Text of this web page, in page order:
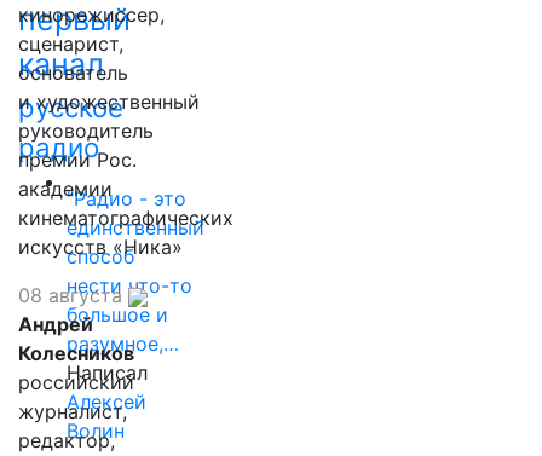
первый
канал
русское
радио
"Радио - это
единственный
способ
нести что-то
большое и
разумное,…
Написал
Алексей
Волин
кинорежиссер,
сценарист,
основатель
и художественный
руководитель
премии Рос.
академии
кинематографических
искусств «Ника»
08 августа
Андрей
Колесников
российский
журналист,
редактор,